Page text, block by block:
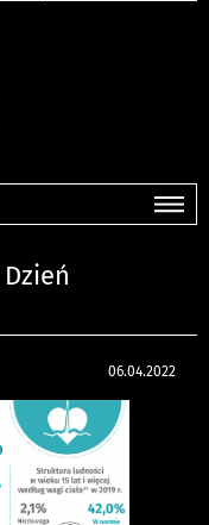
06.04.2022